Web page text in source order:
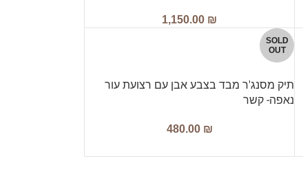
1,150.00 ₪
SOLD
OUT
תיק מסנג'ר מבד בצבע אבן עם רצועת עור
נאפה- קשר
480.00 ₪